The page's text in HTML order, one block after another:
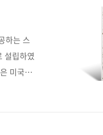
팀옮긴
하는 스
설립하였
미국과
이상